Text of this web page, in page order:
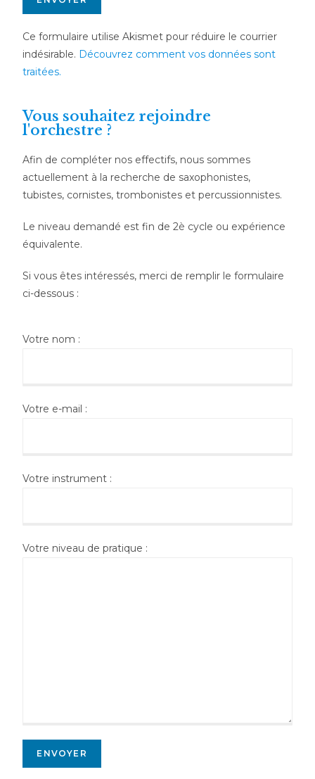
Ce formulaire utilise Akismet pour réduire le courrier
indésirable. Découvrez comment vos données sont
traitées.
Vous souhaitez rejoindre
l'orchestre ?
Afin de compléter nos effectifs, nous sommes
actuellement à la recherche de saxophonistes,
tubistes, cornistes, trombonistes et percussionnistes.
Le niveau demandé est fin de 2è cycle ou expérience
équivalente.
Si vous êtes intéressés, merci de remplir le formulaire
ci-dessous :
Votre nom :
Votre e-mail :
Votre instrument :
Votre niveau de pratique :